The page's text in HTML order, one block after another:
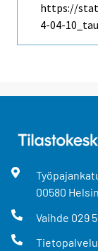
https://
4-04-
00580
Vaihde 029
Tietopalvelu